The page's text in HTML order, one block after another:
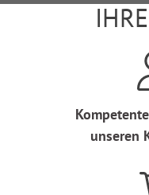
unseren